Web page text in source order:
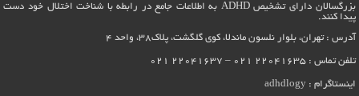
بزرگسالان دارای تشخیص ADHD به اطلاعات جامع در رابطه با شناخت اختلال خود دست
پیدا کنند.
آدرس : تهران، بلوار نلسون ماندلا، کوی گلگشت، پلاک38، واحد 4
تلفن تماس : 22041635 021 – 22041637 021
اینستاگرام :adhdlogy